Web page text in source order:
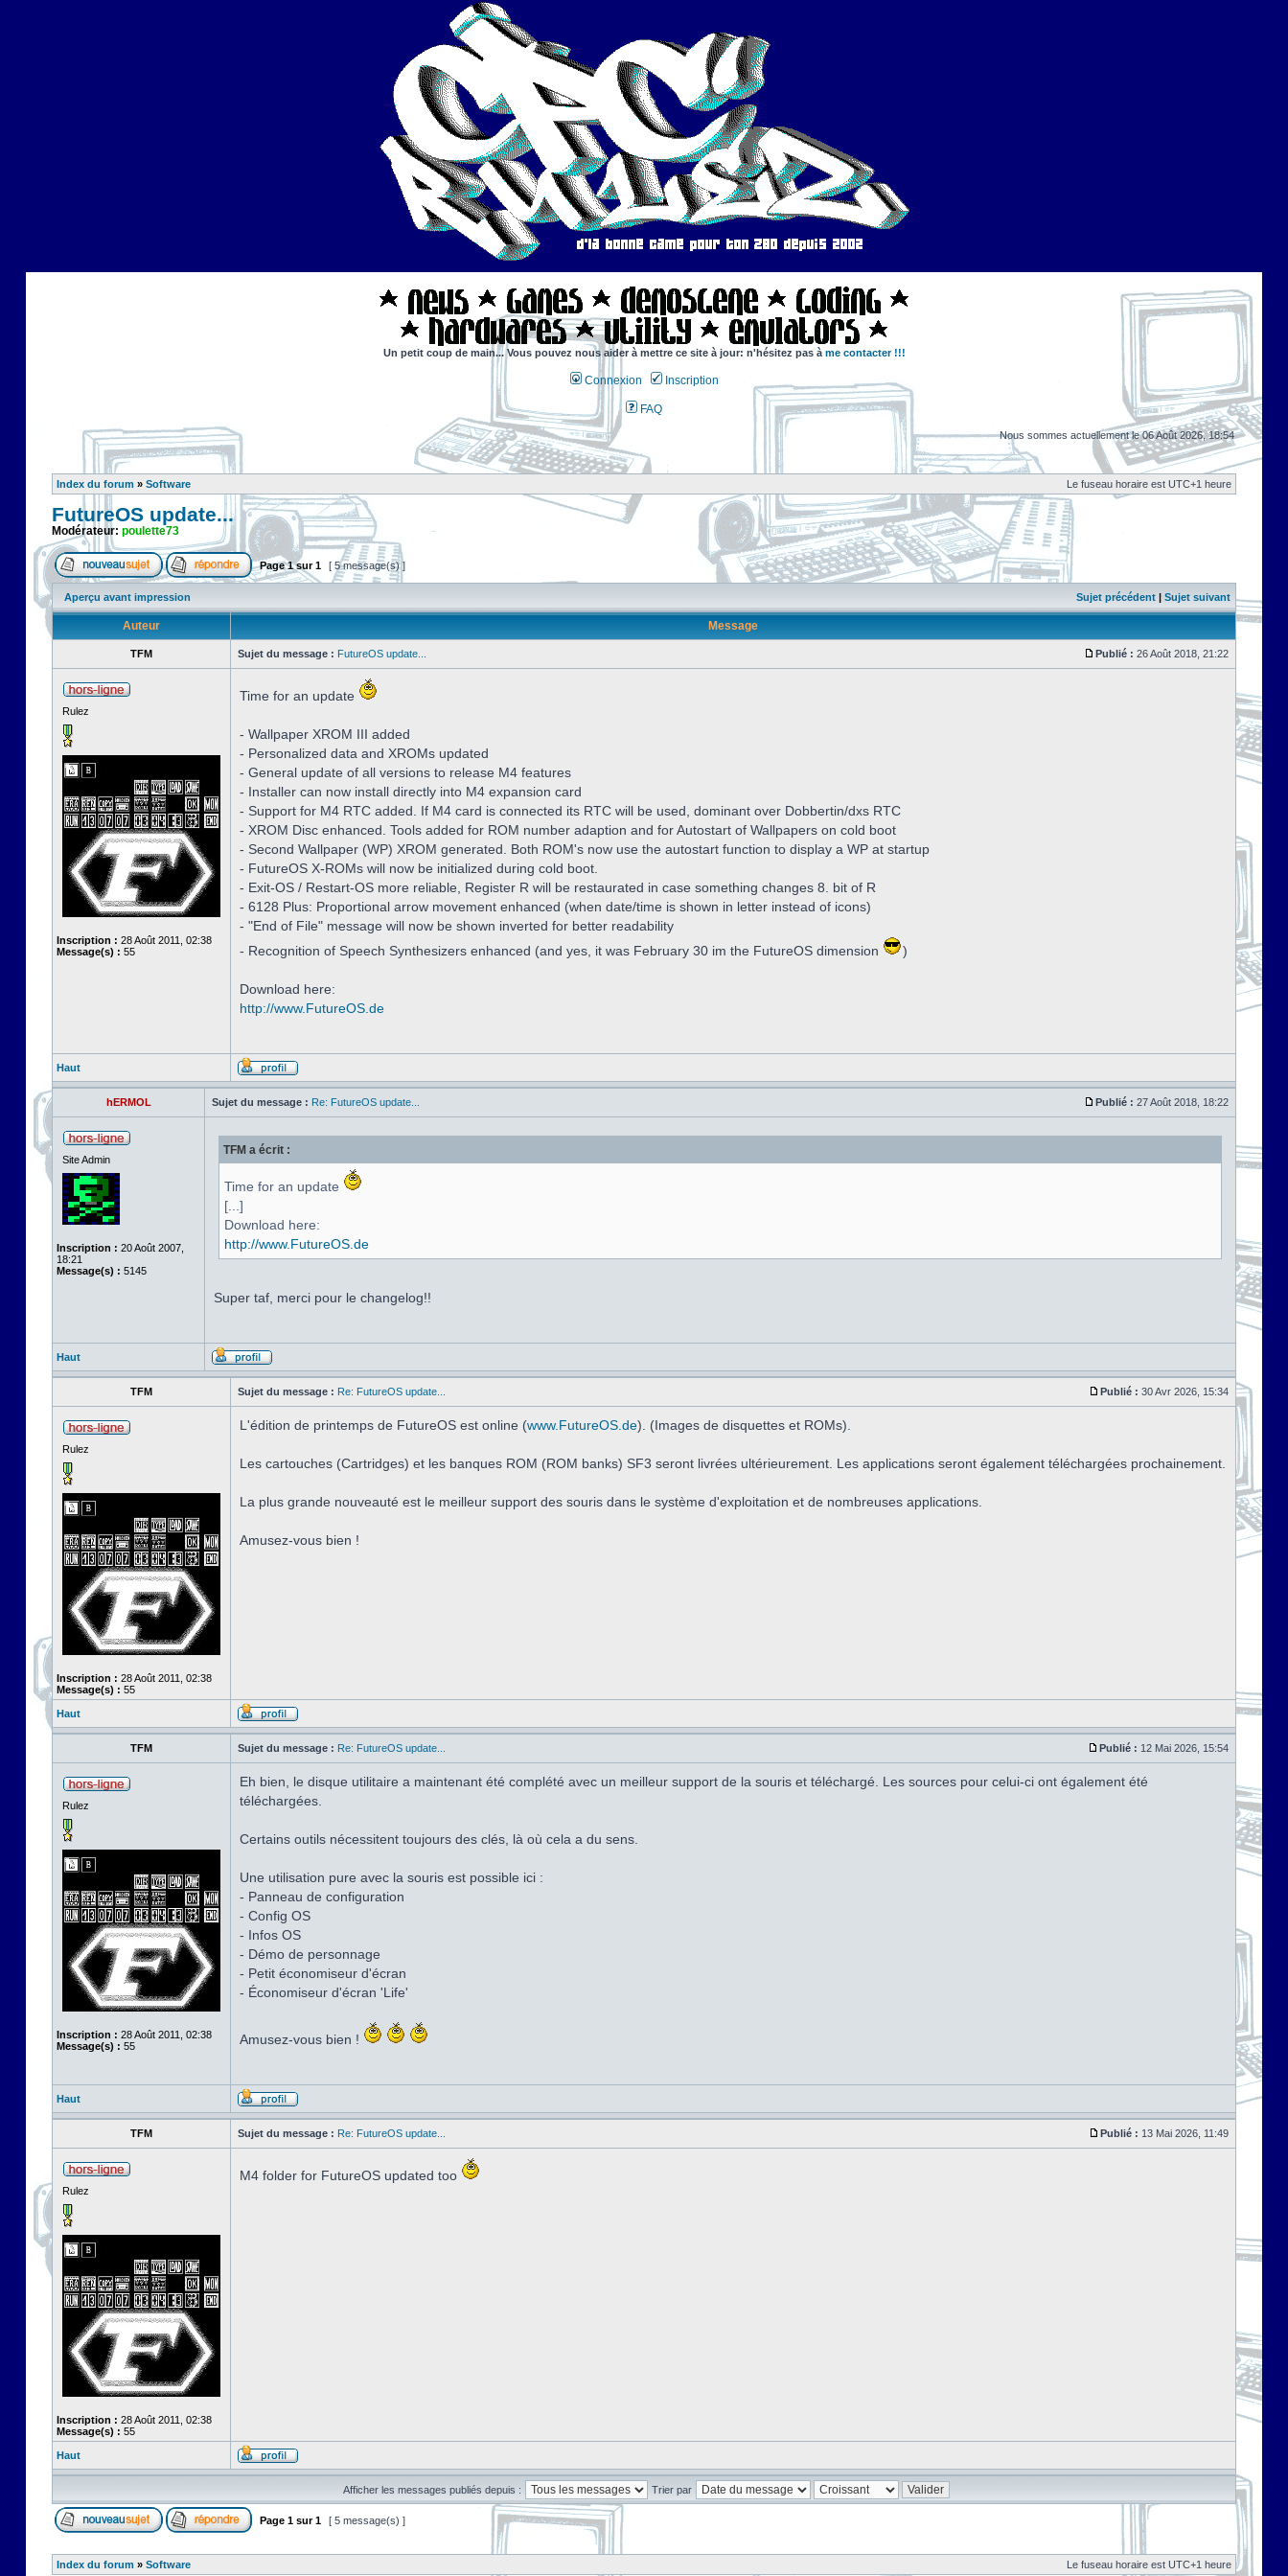
Un petit coup de main... Vous pouvez nous aider à mettre ce site à jour: n'hésitez pas à me contacter !!!
Connexion Inscription
FAQ
Nous sommes actuellement le 06 Août 2026, 18:54
Index du forum » Software Le fuseau horaire est UTC+1 heure
FutureOS update...
Modérateur: poulette73
Page1sur1 [ 5 message(s) ]
Aperçu avant impression Sujet précédent | Sujet suivant
Auteur Message
TFM Sujet du message : FutureOS update... Publié : 26 Août 2018, 21:22
Rulez
Inscription : 28 Août 2011, 02:38
Message(s) : 55
Time for an update
- Wallpaper XROM III added
- Personalized data and XROMs updated
- General update of all versions to release M4 features
- Installer can now install directly into M4 expansion card
- Support for M4 RTC added. If M4 card is connected its RTC will be used, dominant over Dobbertin/dxs RTC
- XROM Disc enhanced. Tools added for ROM number adaption and for Autostart of Wallpapers on cold boot
- Second Wallpaper (WP) XROM generated. Both ROM's now use the autostart function to display a WP at startup
- FutureOS X-ROMs will now be initialized during cold boot.
- Exit-OS / Restart-OS more reliable, Register R will be restaurated in case something changes 8. bit of R
- 6128 Plus: Proportional arrow movement enhanced (when date/time is shown in letter instead of icons)
- "End of File" message will now be shown inverted for better readability
- Recognition of Speech Synthesizers enhanced (and yes, it was February 30 im the FutureOS dimension
)
Download here:
http://www.FutureOS.de
Haut
hERMOL Sujet du message : Re: FutureOS update... Publié : 27 Août 2018, 18:22
Site Admin
Inscription : 20 Août 2007,
18:21
Message(s) : 5145
TFM a écrit :
Time for an update
[...]
Download here:
http://www.FutureOS.de
Super taf, merci pour le changelog!!
Haut
TFM Sujet du message : Re: FutureOS update... Publié : 30 Avr 2026, 15:34
Rulez
Inscription : 28 Août 2011, 02:38
Message(s) : 55
L'édition de printemps de FutureOS est online (www.FutureOS.de). (Images de disquettes et ROMs).
Les cartouches (Cartridges) et les banques ROM (ROM banks) SF3 seront livrées ultérieurement. Les applications seront également téléchargées prochainement.
La plus grande nouveauté est le meilleur support des souris dans le système d'exploitation et de nombreuses applications.
Amusez-vous bien !
Haut
TFM Sujet du message : Re: FutureOS update... Publié : 12 Mai 2026, 15:54
Rulez
Inscription : 28 Août 2011, 02:38
Message(s) : 55
Eh bien, le disque utilitaire a maintenant été complété avec un meilleur support de la souris et téléchargé. Les sources pour celui-ci ont également été
téléchargées.
Certains outils nécessitent toujours des clés, là où cela a du sens.
Une utilisation pure avec la souris est possible ici :
- Panneau de configuration
- Config OS
- Infos OS
- Démo de personnage
- Petit économiseur d'écran
- Économiseur d'écran 'Life'
Amusez-vous bien !
Haut
TFM Sujet du message : Re: FutureOS update... Publié : 13 Mai 2026, 11:49
Rulez
Inscription : 28 Août 2011, 02:38
Message(s) : 55
M4 folder for FutureOS updated too
Haut
Afficher les messages publiés depuis : Trier par
Page 1 sur1 [ 5 message(s) ]
Index du forum » Software Le fuseau horaire est UTC+1 heure